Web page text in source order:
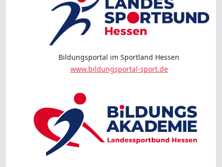
Bildungsportal im Sportland Hessen
www.bildungsportal-sport.de